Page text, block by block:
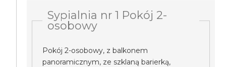
Sypialnia nr 1 Pokój 2-
osobowy
Pokój 2-osobowy, z balkonem
panoramicznym, ze szklaną barierką,